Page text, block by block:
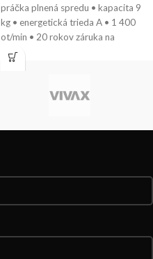
práčka plnená spredu • kapacita 9
kg • energetická trieda A • 1 400
ot/min • 20 rokov záruka na